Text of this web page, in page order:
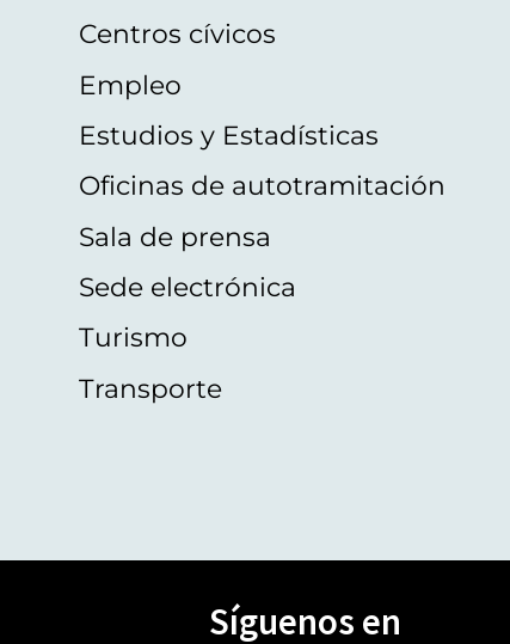
Centros cívicos
Empleo
Estudios y Estadísticas
Oficinas de autotramitación
Sala de prensa
Sede electrónica
Turismo
Transporte
Síguenos en